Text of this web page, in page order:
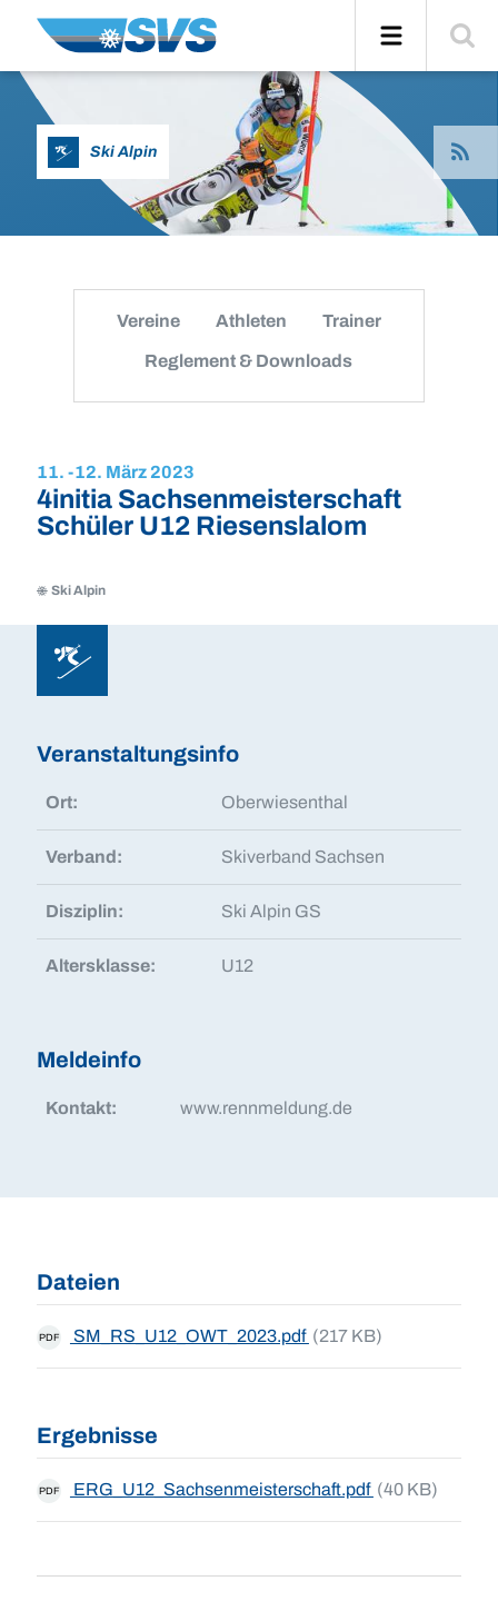
Inhalt
Ski Alpin
per
RSS
Vereine Athleten Trainer
Reglement & Downloads
11. -12. März 2023
4initia Sachsenmeisterschaft
Schüler U12 Riesenslalom
Ski Alpin
Alpin
Veranstaltungsinfo
Ort: Oberwiesenthal
Verband: Skiverband Sachsen
Disziplin: Ski Alpin GS
Altersklasse: U12
Meldeinfo
Kontakt: www.rennmeldung.de
Dateien
PDF SM_RS_U12_OWT_2023.pdf (217 KB)
Ergebnisse
PDF ERG_U12_Sachsenmeisterschaft.pdf (40 KB)